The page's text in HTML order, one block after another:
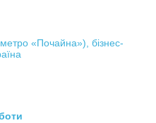
«Почайна»), бізнес-